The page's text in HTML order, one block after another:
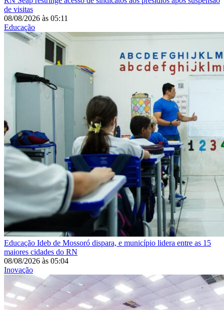
de visitas
08/08/2026 às 05:11
Educação
Educação Ideb de Mossoró dispara, e município lidera entre as 15
maiores cidades do RN
08/08/2026 às 05:04
Inovação